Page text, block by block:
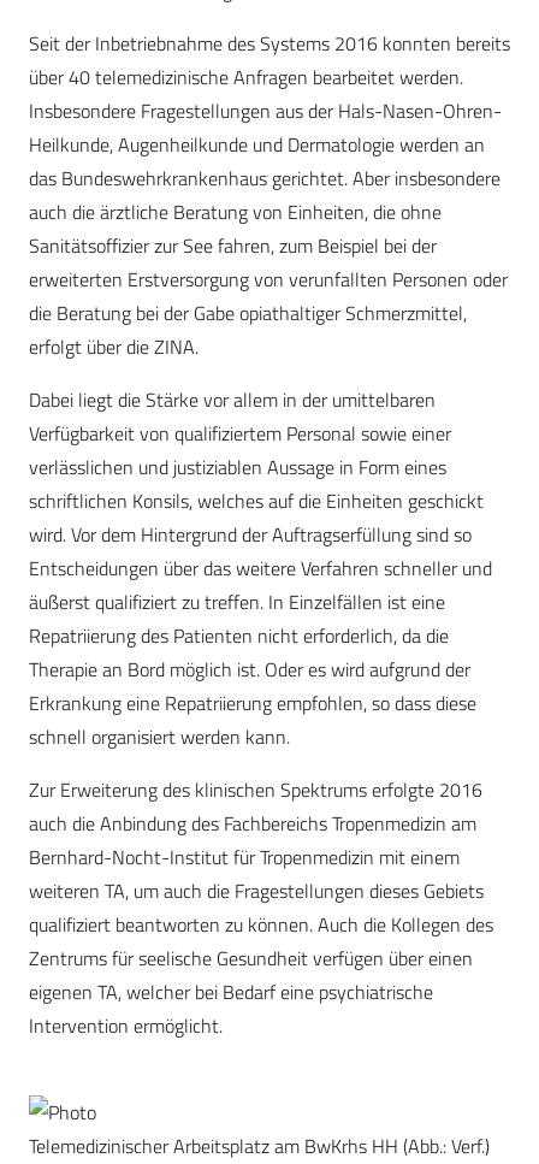
Seit der Inbetriebnahme des Systems 2016 konnten bereits
über 40 telemedizinische Anfragen bearbeitet werden.
Insbesondere Fragestellungen aus der Hals-Nasen-Ohren-
Heilkunde, Augenheilkunde und Dermatologie werden an
das Bundeswehrkrankenhaus gerichtet. Aber insbesondere
auch die ärztliche Beratung von Einheiten, die ohne
Sanitätsoffizier zur See fahren, zum Beispiel bei der
erweiterten Erstversorgung von verunfallten Personen oder
die Beratung bei der Gabe opiathaltiger Schmerzmittel,
erfolgt über die ZINA.
Dabei liegt die Stärke vor allem in der umittelbaren
Verfügbarkeit von qualifiziertem Personal sowie einer
verlässlichen und justiziablen Aussage in Form eines
schriftlichen Konsils, welches auf die Einheiten geschickt
wird. Vor dem ­Hintergrund der Auftragserfüllung sind so
Entscheidungen über das weitere Verfahren schneller und
äußerst qualifiziert zu treffen. In Einzelfällen ist eine
Repatriierung des Patienten nicht erforderlich, da die
Therapie an Bord möglich ist. Oder es wird aufgrund der
Erkrankung eine Repatriierung empfohlen, so dass diese
schnell organisiert werden kann.
Zur Erweiterung des klinischen Spektrums erfolgte 2016
auch die Anbindung des Fachbereichs Tropenmedizin am
Bernhard-Nocht-Institut für Tropenmedizin mit einem
weiteren TA, um auch die Fragestellungen dieses Gebiets
qualifiziert beantworten zu können. Auch die Kollegen des
Zentrums für seelische Gesundheit verfügen über einen
eigenen TA, welcher bei Bedarf eine psychiatrische
Intervention ermöglicht.
Telemedizinischer Arbeitsplatz am BwKrhs HH (Abb.: Verf.)